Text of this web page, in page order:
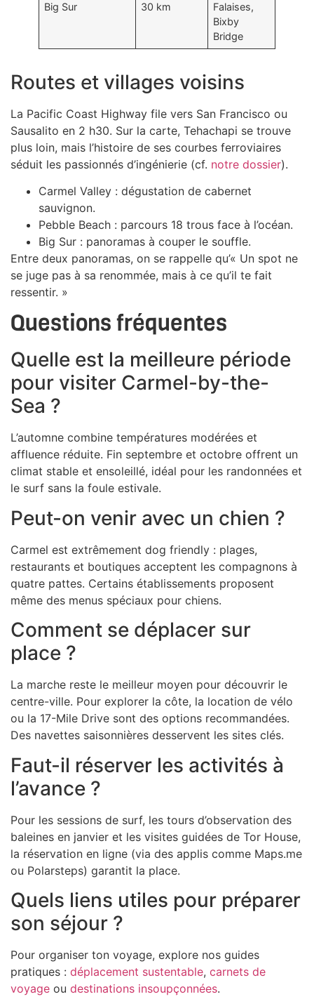
Big Sur 30 km
Falaises,
Bixby
Bridge
Routes et villages voisins
La Pacific Coast Highway file vers San Francisco ou
Sausalito en 2 h30. Sur la carte, Tehachapi se trouve
plus loin, mais l’histoire de ses courbes ferroviaires
séduit les passionnés d’ingénierie (cf. notre dossier).
Carmel Valley : dégustation de cabernet
sauvignon.
Pebble Beach : parcours 18 trous face à l’océan.
Big Sur : panoramas à couper le souffle.
Entre deux panoramas, on se rappelle qu’« Un spot ne
se juge pas à sa renommée, mais à ce qu’il te fait
ressentir. »
Questions fréquentes
Quelle est la meilleure période
pour visiter Carmel-by-the-
Sea ?
L’automne combine températures modérées et
affluence réduite. Fin septembre et octobre offrent un
climat stable et ensoleillé, idéal pour les randonnées et
le surf sans la foule estivale.
Peut-on venir avec un chien ?
Carmel est extrêmement dog friendly : plages,
restaurants et boutiques acceptent les compagnons à
quatre pattes. Certains établissements proposent
même des menus spéciaux pour chiens.
Comment se déplacer sur
place ?
La marche reste le meilleur moyen pour découvrir le
centre-ville. Pour explorer la côte, la location de vélo
ou la 17-Mile Drive sont des options recommandées.
Des navettes saisonnières desservent les sites clés.
Faut-il réserver les activités à
l’avance ?
Pour les sessions de surf, les tours d’observation des
baleines en janvier et les visites guidées de Tor House,
la réservation en ligne (via des applis comme Maps.me
ou Polarsteps) garantit la place.
Quels liens utiles pour préparer
son séjour ?
Pour organiser ton voyage, explore nos guides
pratiques : déplacement sustentable, carnets de
voyage ou destinations insoupçonnées.